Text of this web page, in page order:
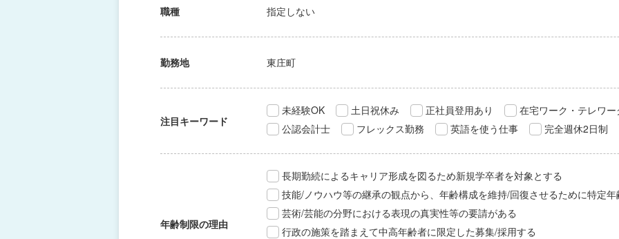
職種 指定しない
勤務地 東庄町
注目キーワード
未経験OK 土日祝休み 正社員登用あり
在宅ワーク・テレワー
公認会計士
フレックス勤務 英語を使う仕事 完全週休2日制
年齢制限の理由
長期勤続によるキャリア形成を図るため新規学卒者を対象とする
技能/ノウハウ等の継承の観点から、年齢構成を維持/回復させるために特定
芸術/芸能の分野における表現の真実性等の要請がある
行政の施策を踏まえて中高年齢者に限定した募集/採用する